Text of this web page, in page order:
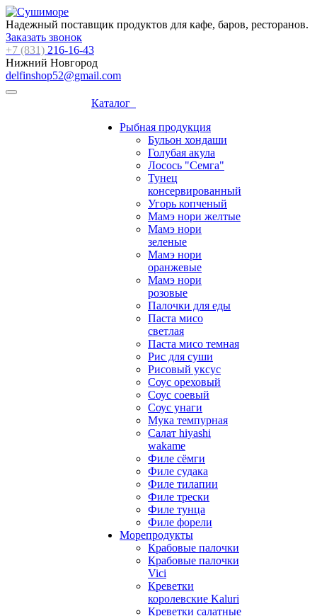
Надежный поставщик продуктов для кафе, баров, ресторанов.
Заказать звонок
+7 (831) 216-16-43
Нижний Новгород
delfinshop52@gmail.com
Каталог
Рыбная продукция
Бульон хондаши
Голубая акула
Лосось "Семга"
Тунец
консервированный
Угорь копченый
Мамэ нори желтые
Мамэ нори
зеленые
Мамэ нори
оранжевые
Мамэ нори
розовые
Палочки для еды
Паста мисо
светлая
Паста мисо темная
Рис для суши
Рисовый уксус
Соус ореховый
Соус соевый
Соус унаги
Мука темпурная
Салат hiyashi
wakame
Филе сёмги
Филе судака
Филе тилапии
Филе трески
Филе тунца
Филе форели
Морепродукты
Крабовые палочки
Крабовые палочки
Vici
Креветки
королевские Kaluri
Креветки салатные